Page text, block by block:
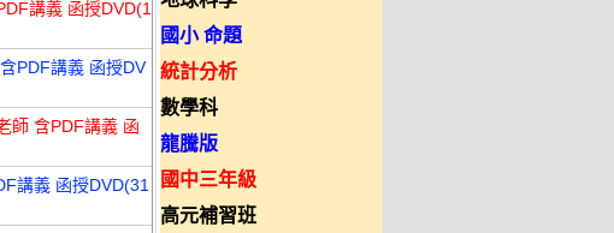
講義 函授DVD(1
PDF講義 函授DV
師 含PDF講義 函
講義 函授DVD(31
國小 命題
統計分析
數學科
龍騰版
國中三年級
高元補習班